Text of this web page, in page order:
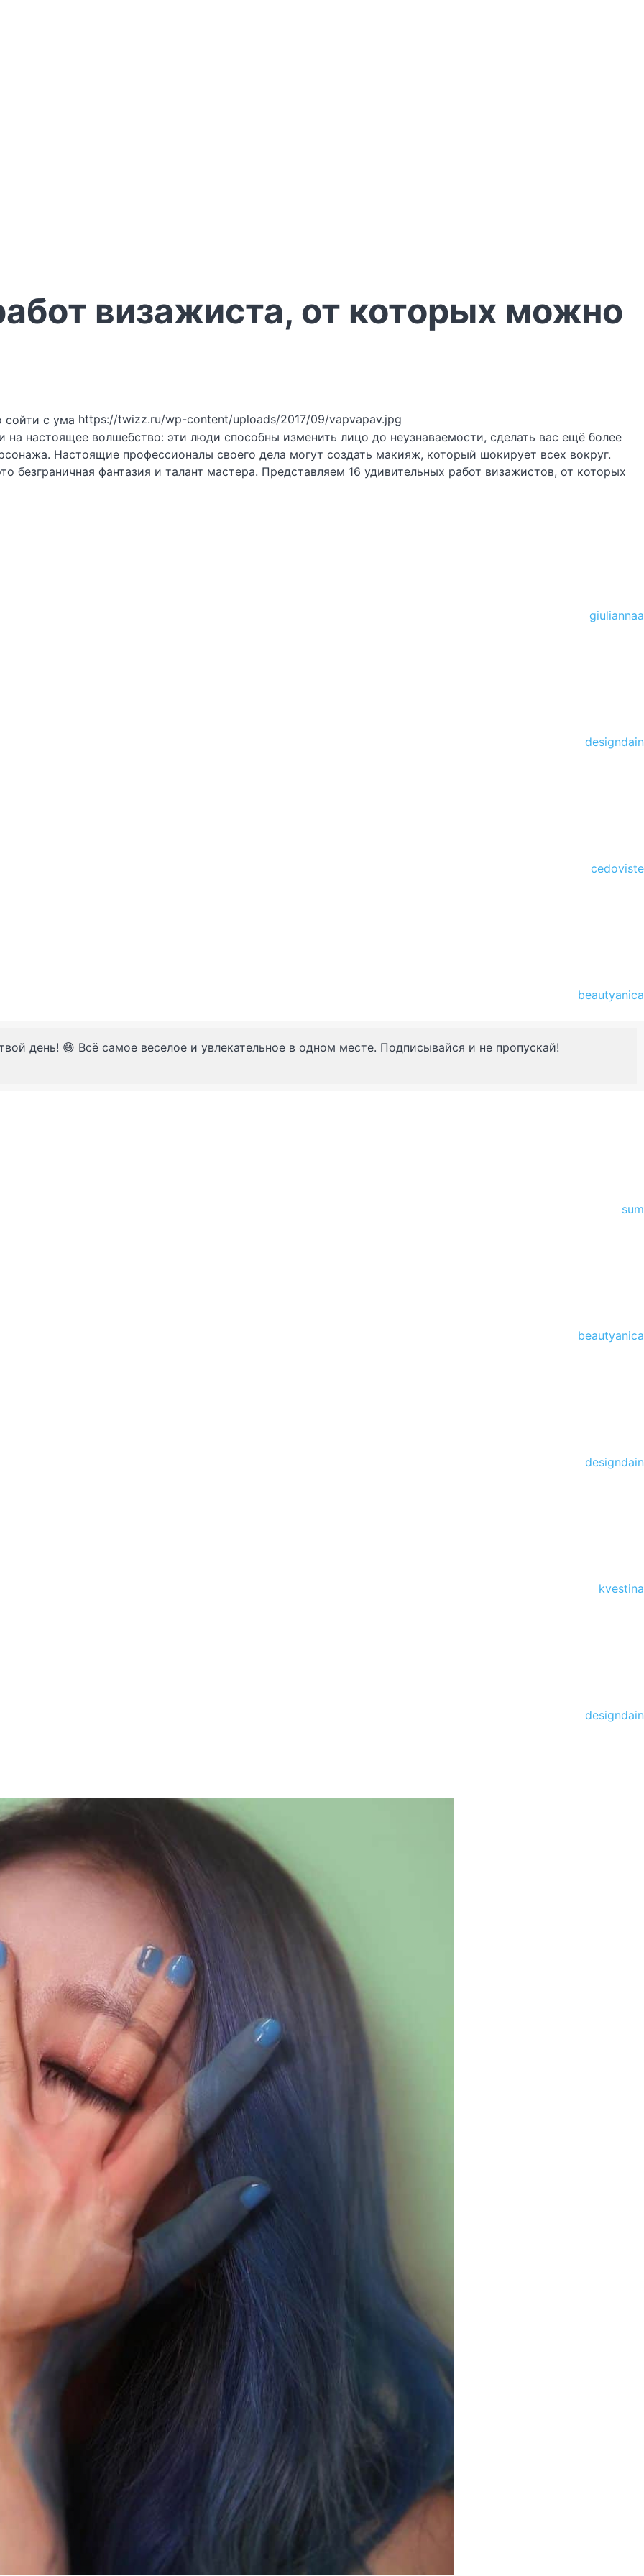
визажиста, от которых можно
https://twizz.ru/wp-content/uploads/2017/09/vapvapav.jpg
настоящее волшебство: эти люди способны изменить лицо до неузнаваемости, сделать вас ещё более
Настоящие профессионалы своего дела могут создать макияж, который шокирует всех вокруг.
безграничная фантазия и талант мастера. Представляем 16 удивительных работ визажистов, от которых
giuliannaa
designdain
cedoviste
beautyanica
день! 😄 Всё самое веселое и увлекательное в одном месте. Подписывайся и не пропускай!
sum
beautyanica
designdain
kvestina
designdain